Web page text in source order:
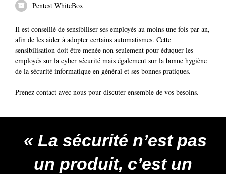
Pentest WhiteBox
Il est conseillé de sensibiliser ses employés au moins une fois par an,
afin de les aider à adopter certains automatismes. Cette
sensibilisation doit être menée non seulement pour éduquer les
employés sur la cyber sécurité mais également sur la bonne hygiène
de la sécurité informatique en général et ses bonnes pratiques.
Prenez contact avec nous pour discuter ensemble de vos besoins.
« La sécurité n’est pas
un produit, c’est un